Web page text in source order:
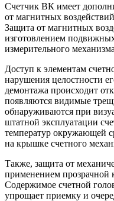
Счетчик ВК имеет
от магнитных
Защита от магнитных
изготовлением
измерительного
Доступ к элементам
нарушения целостности
демонтажа происходит
появляются видимые
обнаруживаются при
штатной эксплуатации
температур окружающей
на крышке счетного
Также, защита от
применением прозрачной
Содержимое счетной
упрощает приемку и